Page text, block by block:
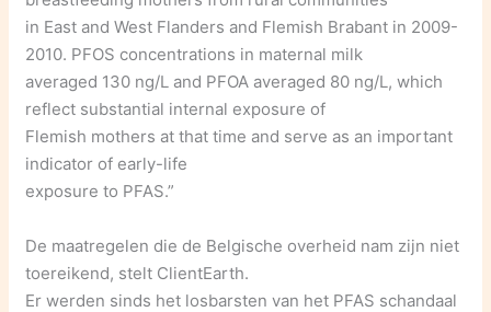
in East and West Flanders and Flemish Brabant in 2009-
2010. PFOS concentrations in maternal milk
averaged 130 ng/L and PFOA averaged 80 ng/L, which
reflect substantial internal exposure of
Flemish mothers at that time and serve as an important
indicator of early-life
exposure to PFAS.”
De maatregelen die de Belgische overheid nam zijn niet
toereikend, stelt ClientEarth.
Er werden sinds het losbarsten van het PFAS schandaal